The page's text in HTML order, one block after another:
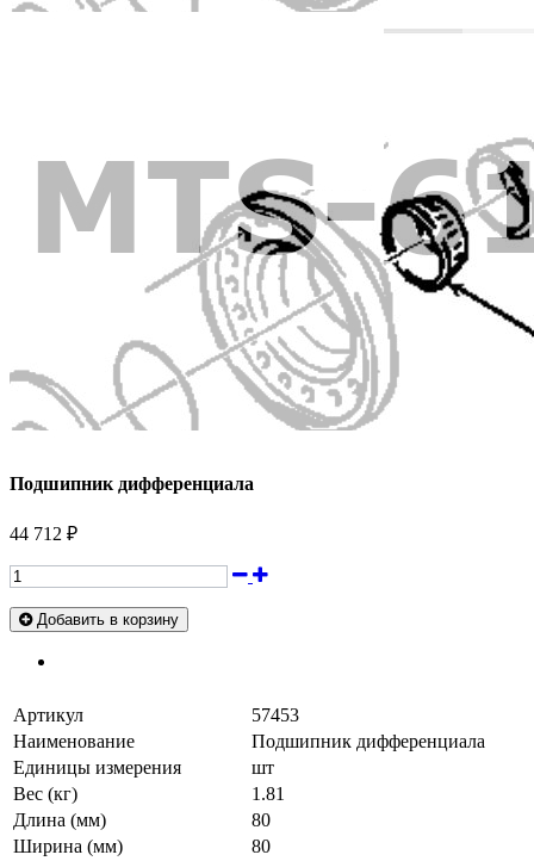
Подшипник дифференциала
44 712 ₽
Добавить в корзину
Артикул
57453
Наименование
Подшипник дифференциала
Единицы измерения
шт
Вес (кг)
1.81
Длина (мм)
80
Ширина (мм)
80